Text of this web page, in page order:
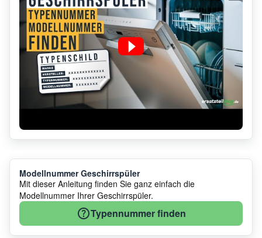
Modellnummer Geschirrspüler
Mit dieser Anleitung finden Sie ganz einfach die
Modellnummer Ihrer Geschirrspüler.
Typennummer finden